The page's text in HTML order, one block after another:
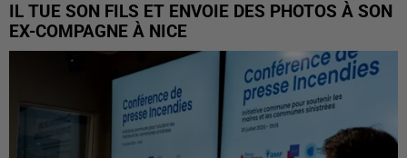
IL TUE SON FILS ET ENVOIE DES PHOTOS À SON
EX-COMPAGNE À NICE